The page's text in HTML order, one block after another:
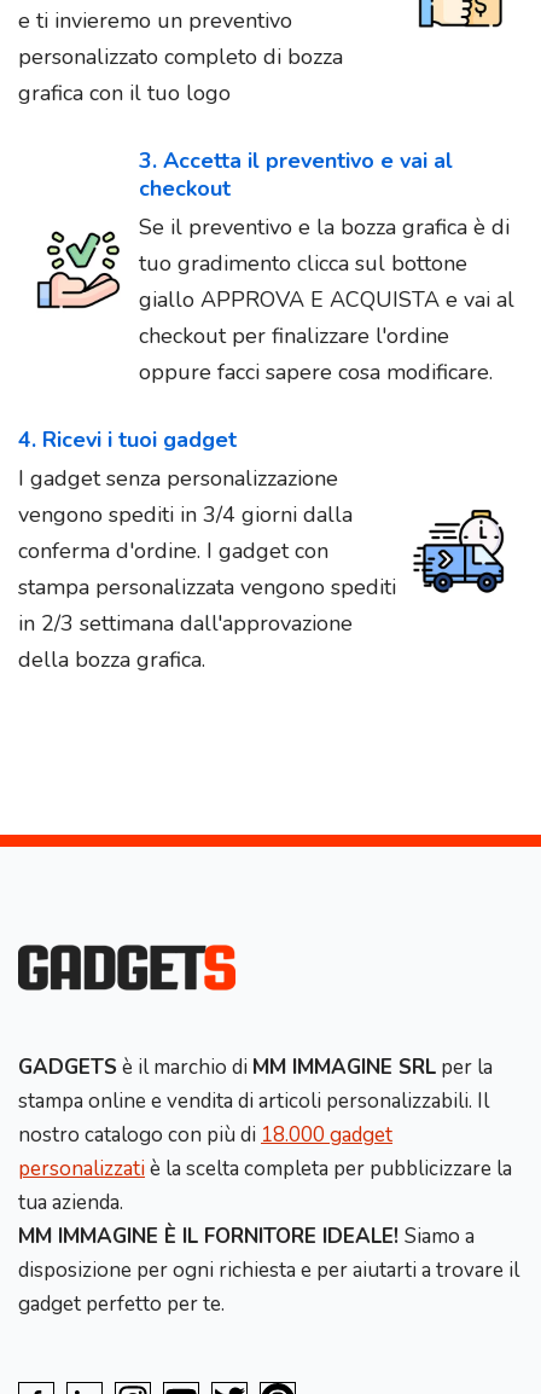
e ti invieremo un preventivo
personalizzato completo di bozza
grafica con il tuo logo
3. Accetta il preventivo e vai al
checkout
Se il preventivo e la bozza grafica è di
tuo gradimento clicca sul bottone
giallo APPROVA E ACQUISTA e vai al
checkout per finalizzare l'ordine
oppure facci sapere cosa modificare.
4. Ricevi i tuoi gadget
I gadget senza personalizzazione
vengono spediti in 3/4 giorni dalla
conferma d'ordine. I gadget con
stampa personalizzata vengono spediti
in 2/3 settimana dall'approvazione
della bozza grafica.
GADGETS è il marchio di MM IMMAGINE SRL per la
stampa online e vendita di articoli personalizzabili. Il
nostro catalogo con più di 18.000 gadget
personalizzatiè la scelta completa per pubblicizzare la
tua azienda.
MM IMMAGINE È IL FORNITORE IDEALE! Siamo a
disposizione per ogni richiesta e per aiutarti a trovare il
gadget perfetto per te.